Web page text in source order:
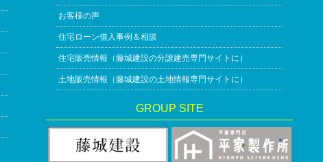
お客様の声
住宅ローン借入事例＆相談
住宅販売情報（藤城建設の分譲建売専門サイトに）
土地販売情報（藤城建設の土地情報専門サイトに）
GROUP SITE